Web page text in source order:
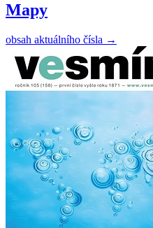
Mapy
obsah aktuálního čísla →